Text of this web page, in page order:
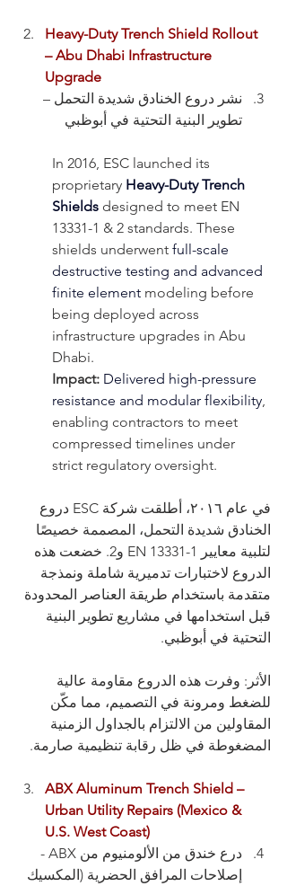
Heavy-Duty Trench Shield Rollout
– Abu Dhabi Infrastructure
Upgrade
نشر دروع الخنادق شديدة التحمل –
تطوير البنية التحتية في أبوظبي
In 2016, ESC launched its
proprietary Heavy-Duty Trench
Shields designed to meet EN
13331-1 & 2 standards. These
shields underwent full-scale
destructive testing and advanced
finite element modeling before
being deployed across
infrastructure upgrades in Abu
Dhabi.
Impact: Delivered high-pressure
resistance and modular flexibility,
enabling contractors to meet
compressed timelines under
strict regulatory oversight.
في عام ٢٠١٦، أطلقت شركة ESC دروع
الخنادق شديدة التحمل، المصممة خصيصًا
لتلبية معايير EN 13331-1 و2. خضعت هذه
الدروع لاختبارات تدميرية شاملة ونمذجة
متقدمة باستخدام طريقة العناصر المحدودة
قبل استخدامها في مشاريع تطوير البنية
التحتية في أبوظبي.
الأثر: وفرت هذه الدروع مقاومة عالية
للضغط ومرونة في التصميم، مما مكّن
المقاولين من الالتزام بالجداول الزمنية
المضغوطة في ظل رقابة تنظيمية صارمة.
ABX Aluminum Trench Shield –
Urban Utility Repairs (Mexico &
U.S. West Coast)
درع خندق من الألومنيوم من ABX -
إصلاحات المرافق الحضرية (المكسيك